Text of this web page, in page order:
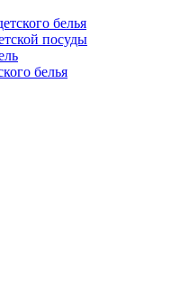
белья
посуды
белья